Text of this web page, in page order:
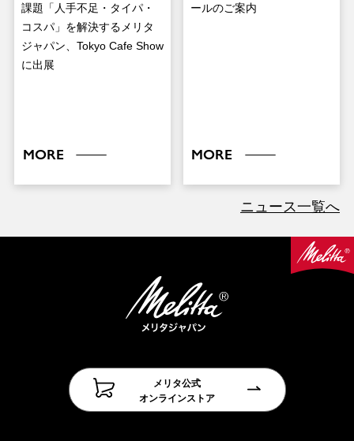
課題「人手不足・タイパ・
コスパ」を解決するメリタ
ジャパン、Tokyo Cafe Show
に出展
MORE
ールのご案内
MORE
ニュース一覧へ
メリタ公式
オンラインストア